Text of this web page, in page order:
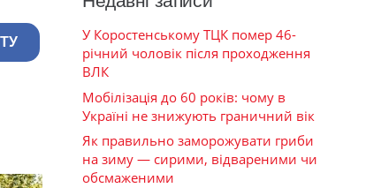
У Коростенському ТЦК помер 46-
річний чоловік після проходження
ВЛК
Мобілізація до 60 років: чому в
Україні не знижують граничний вік
Як правильно заморожувати гриби
на зиму — сирими, відвареними чи
обсмаженими